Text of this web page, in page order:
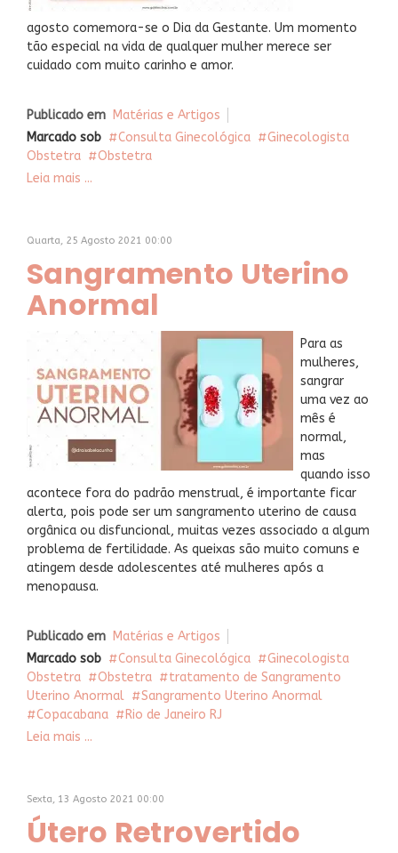
agosto comemora-se o Dia da Gestante. Um momento
tão especial na vida de qualquer mulher merece ser
cuidado com muito carinho e amor.
Publicado em Matérias e Artigos
Marcado sob
Consulta Ginecológica
Ginecologista
Obstetra
Obstetra
Leia mais ...
Quarta, 25 Agosto 2021 00:00
Sangramento Uterino
Anormal
Para as
mulheres,
sangrar
uma vez ao
mês é
normal,
mas
quando isso
acontece fora do padrão menstrual, é importante ficar
alerta, pois pode ser um sangramento uterino de causa
orgânica ou disfuncional, muitas vezes associado a algum
problema de fertilidade. As queixas são muito comuns e
atingem desde adolescentes até mulheres após a
menopausa.
Publicado em Matérias e Artigos
Marcado sob
Consulta Ginecológica
Ginecologista
Obstetra
Obstetra
tratamento de Sangramento
Uterino Anormal
Sangramento Uterino Anormal
Copacabana
Rio de Janeiro RJ
Leia mais ...
Sexta, 13 Agosto 2021 00:00
Útero Retrovertido